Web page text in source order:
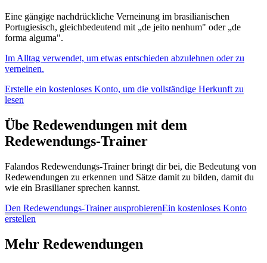
Eine gängige nachdrückliche Verneinung im brasilianischen
Portugiesisch, gleichbedeutend mit „de jeito nenhum" oder „de
forma alguma".
Im Alltag verwendet, um etwas entschieden abzulehnen oder zu
verneinen.
Erstelle ein kostenloses Konto, um die vollständige Herkunft zu
lesen
Übe Redewendungen mit dem
Redewendungs-Trainer
Falandos Redewendungs-Trainer bringt dir bei, die Bedeutung von
Redewendungen zu erkennen und Sätze damit zu bilden, damit du
wie ein Brasilianer sprechen kannst.
Den Redewendungs-Trainer ausprobierenEin kostenloses Konto
erstellen
Mehr Redewendungen